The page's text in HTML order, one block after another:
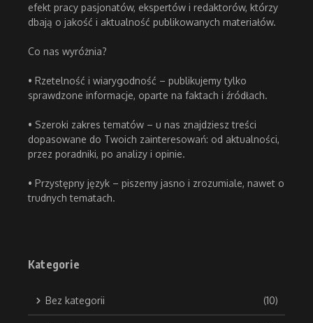
efekt pracy pasjonatów, ekspertów i redaktorów, którzy
dbają o jakość i aktualność publikowanych materiałów.
Co nas wyróżnia?
• Rzetelność i wiarygodność – publikujemy tylko
sprawdzone informacje, oparte na faktach i źródłach.
• Szeroki zakres tematów – u nas znajdziesz treści
dopasowane do Twoich zainteresowań: od aktualności,
przez poradniki, po analizy i opinie.
• Przystępny język – piszemy jasno i zrozumiale, nawet o
trudnych tematach.
Kategorie
Bez kategorii (10)